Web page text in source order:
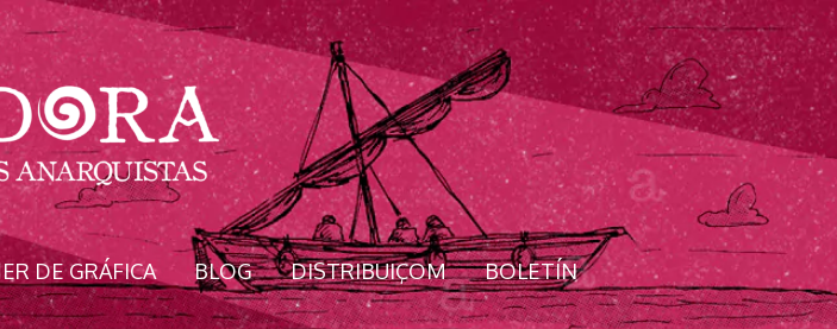
DE GRÁFICA BLOG DISTRIBUIÇOM BOLETÍN